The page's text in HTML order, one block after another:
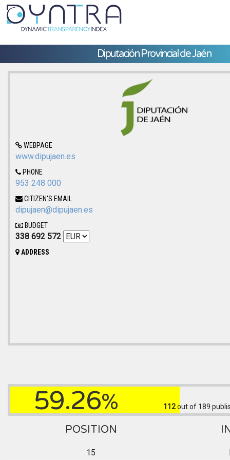
Diputación Provincial de Jaén
WEBPAGE
www.dipujaen.es
PHONE
953 248 000
CITIZEN'S EMAIL
dipujaen@dipujaen.es
BUDGET
338 692 572
ADDRESS
59.26% 112out of 189
POSITION
15